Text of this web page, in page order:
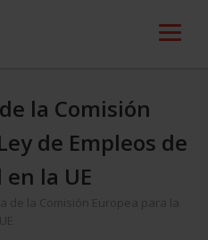
la Comisión
de Empleos de
la UE
de la Comisión Europea para la